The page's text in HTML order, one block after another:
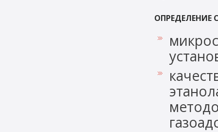
ОПРЕДЕЛЕНИЕ